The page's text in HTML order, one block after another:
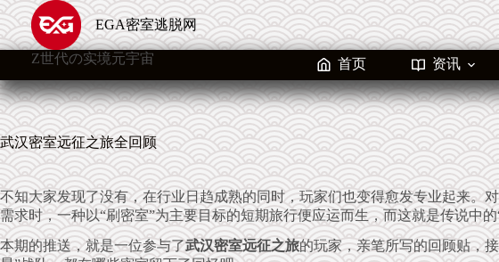
跳
至
内
EGA密室逃脱网
Z世代の实境元宇宙 首页 资讯
武汉密室远征之旅全回顾
不知大家发现了没有，在行业日趋成熟的同时，玩家们也变得愈发专业起来。
需求时，一种以“刷密室”为主要目标的短期旅行便应运而生，而这就是传说中的
本期的推送，就是一位参与了武汉密室远征之旅的玩家，亲笔所写的回顾贴，